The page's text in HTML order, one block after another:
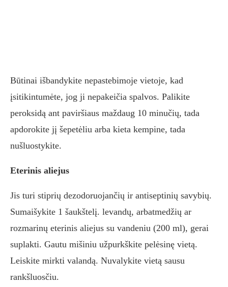
Būtinai išbandykite nepastebimoje vietoje, kad
įsitikintumėte, jog ji nepakeičia spalvos. Palikite
peroksidą ant paviršiaus maždaug 10 minučių, tada
apdorokite jį šepetėliu arba kieta kempine, tada
nušluostykite.
Eterinis aliejus
Jis turi stiprių dezodoruojančių ir antiseptinių savybių.
Sumaišykite 1 šaukštelį. levandų, arbatmedžių ar
rozmarinų eterinis aliejus su vandeniu (200 ml), gerai
suplakti. Gautu mišiniu užpurkškite pelėsinę vietą.
Leiskite mirkti valandą. Nuvalykite vietą sausu
rankšluosčiu.